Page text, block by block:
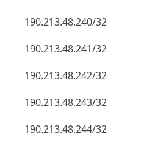
190.213.48.240/32
190.213.48.241/32
190.213.48.242/32
190.213.48.243/32
190.213.48.244/32